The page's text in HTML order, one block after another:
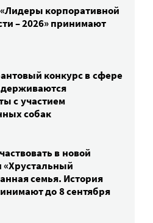
корпоративной
– 2026» принимают
конкурс в сфере
с участием
собак
в новой
семья. История
до 8 сентября